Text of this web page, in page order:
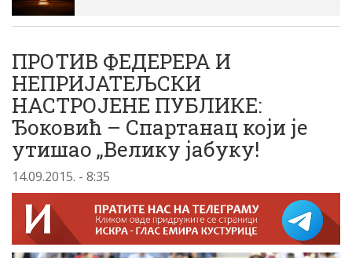
ПРОТИВ ФЕДЕРЕРА И
НЕПРИЈАТЕЉСКИ
НАСТРОЈЕНЕ ПУБЛИКЕ:
Ђоковић – Спартанац који је
утишао „Велику јабуку!
14.09.2015. - 8:35